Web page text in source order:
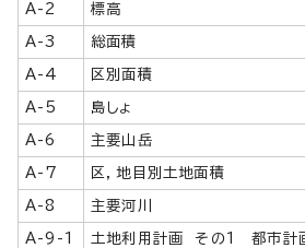
A-2 標高
A-3 総面積
A-4 区別面積
A-5 島しょ
A-6 主要山岳
A-7 区，地目別土地面積
A-8 主要河川
A-9-1 土地利用計画 その1 都市計